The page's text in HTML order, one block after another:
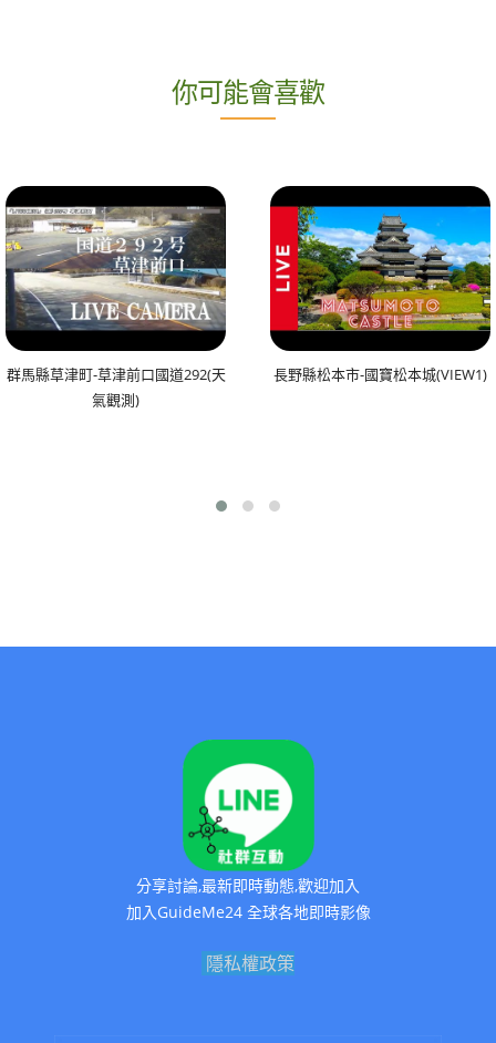
你可能會喜歡
群馬縣草津町-草津前口國道292(天
氣觀測)
長野縣松本市-國寶松本城(VIEW1)
分享討論,最新即時動態,歡迎加入
加入GuideMe24 全球各地即時影像
隱私權政策